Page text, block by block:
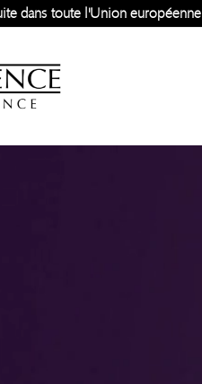
dans toute l'Union européenne